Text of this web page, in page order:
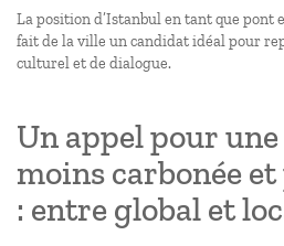
La position d’Istanbul en tant que pont
fait de la ville un candidat idéal pour
culturel et de dialogue.
Un appel pour
moins carbonée
: entre global et